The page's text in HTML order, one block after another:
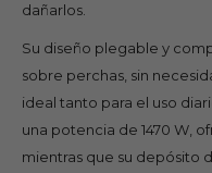
dañarlos.
Su diseño plegable y
sobre perchas, sin
ideal tanto para el uso
una potencia de 1470 W,
mientras que su depósito